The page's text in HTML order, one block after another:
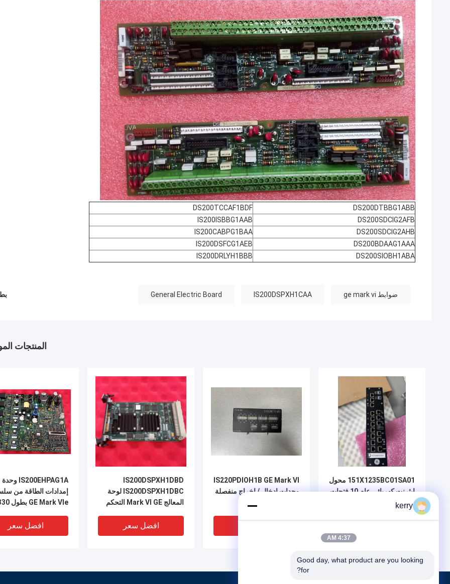
DS200DTBBG1ABB
DS200TCCAF1BDF
DS200SDCIG2AFB
IS200ISBBG1AAB
DS200SDCIG2AHB
IS200CABPG1BAA
DS200BDAAG1AAA
IS200DSFCG1AEB
DS200SIOBH1ABA
IS200DRLYH1BBB
ضوابط ge mark vi IS200DSPXH1CAA
General Electric Board
المنتجات
IS200EHPAG1A وحدة
إمدادات الطاقة من
الطاقة الهيدروليكية
افضل سعر
IS200DSPXH1DBD
IS200DSPXH1DBC لوحة
المعالج Mark VI GE التحكم
افضل سعر
IS220PDIOH1B GE Mark VI
وحدات إدخال / إخراج منفصلة
151X1235BC01SA01 محول
إيثرنت كهربائي عام 10 فتحات
kerry
4:37 AM
Good day, what product are you looking
for?